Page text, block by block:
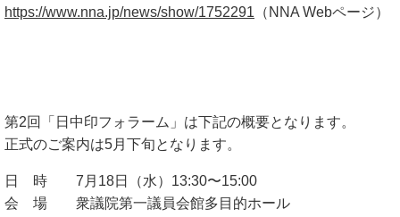
https://www.nna.jp/news/show/1752291 （NNA Webページ）
第2回「日中印フォラーム」は下記の概要となります。
正式のご案内は5月下旬となります。
日 時 7月18日（水）13:30〜15:00
会 場 衆議院第一議員会館多目的ホール